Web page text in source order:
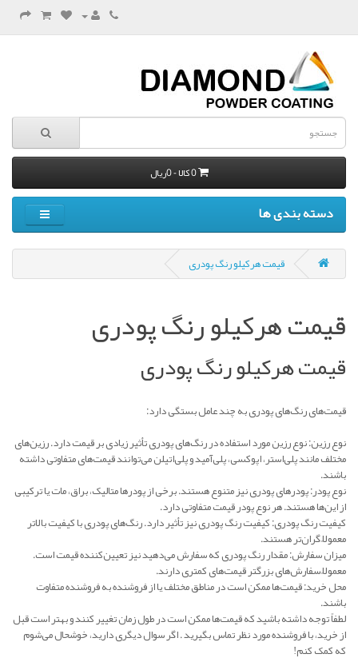
0 کالا - 0ریال
دسته بندی ها
قیمت هرکیلو رنگ پودری
قیمت هرکیلو رنگ پودری
قیمت هرکیلو رنگ پودری
قیمت‌های رنگ‌های پودری به چند عامل بستگی دارد:
نوع رزین: نوع رزین مورد استفاده در رنگ‌های پودری تأثیر زیادی بر قیمت دارد. رزین‌های
مختلف مانند پلی‌استر، اپوکسی، پلی‌آمید و پلی‌اتیلن می‌توانند قیمت‌های متفاوتی داشته
باشند.
نوع پودر: پودرهای پودری نیز متنوع هستند. برخی از پودرها متالیک، براق، مات یا ترکیبی
از این‌ها هستند. هر نوع پودر قیمت متفاوتی دارد.
کیفیت رنگ پودری: کیفیت رنگ پودری نیز تأثیر دارد. رنگ‌های پودری با کیفیت بالاتر
معمولاً گران‌تر هستند.
میزان سفارش: مقدار رنگ پودری که سفارش می‌دهید نیز تعیین‌کننده قیمت است.
معمولاً سفارش‌های بزرگتر قیمت‌های کمتری دارند.
محل خرید: قیمت‌ها ممکن است در مناطق مختلف یا از فروشنده به فروشنده متفاوت
باشند.
لطفاً توجه داشته باشید که قیمت‌ها ممکن است در طول زمان تغییر کنند و بهتر است قبل
از خرید، با فروشنده مورد نظر تماس بگیرید . اگر سوال دیگری دارید، خوشحال می‌شوم
که کمک کنم!